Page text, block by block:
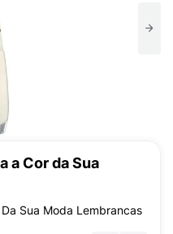
a Cor da Sua
Sua Moda Lembrancas